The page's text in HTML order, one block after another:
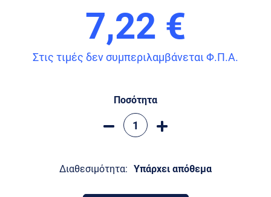
7,22 €
Στις τιμές δεν συμπεριλαμβάνεται Φ.Π.Α.
Ποσότητα
Διαθεσιμότητα: Υπάρχει απόθεμα